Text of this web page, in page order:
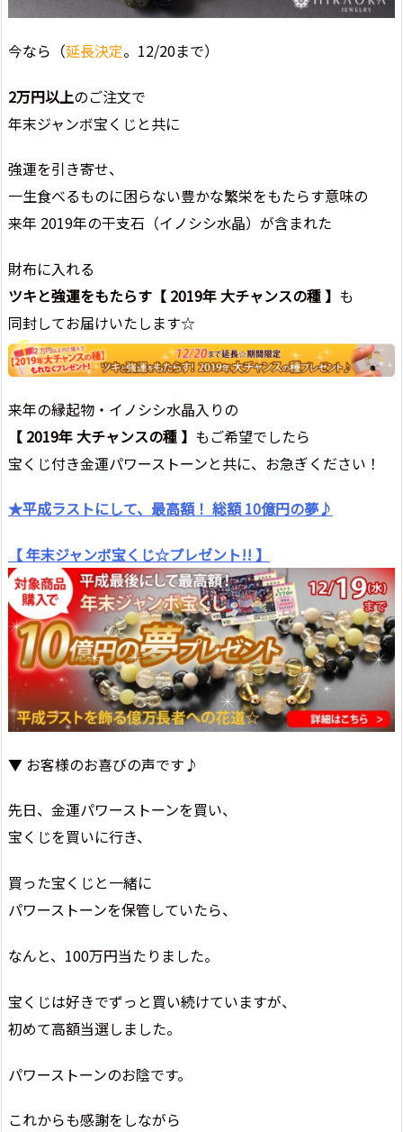
今なら（延長決定。12/20まで）
2万円以上のご注文で
年末ジャンボ宝くじと共に
強運を引き寄せ、
一生食べるものに困らない豊かな繁栄をもたらす意味の
来年 2019年の干支石（イノシシ水晶）が含まれた
財布に入れる
ツキと強運をもたらす【 2019年 大チャンスの種 】 も
同封してお届けいたします☆
来年の縁起物・イノシシ水晶入りの
【 2019年 大チャンスの種 】 もご希望でしたら
宝くじ付き金運パワーストーンと共に、お急ぎください！
★平成ラストにして、最高額！ 総額 10億円の夢♪
【 年末ジャンボ宝くじ☆プレゼント!! 】
▼ お客様のお喜びの声です♪
先日、金運パワーストーンを買い、
宝くじを買いに行き、
買った宝くじと一緒に
パワーストーンを保管していたら、
なんと、100万円当たりました。
宝くじは好きでずっと買い続けていますが、
初めて高額当選しました。
パワーストーンのお陰です。
これからも感謝をしながら